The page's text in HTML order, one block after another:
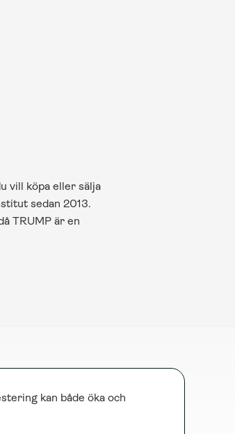
vill köpa eller sälja
sedan 2013.
TRUMP är en
kan både öka och